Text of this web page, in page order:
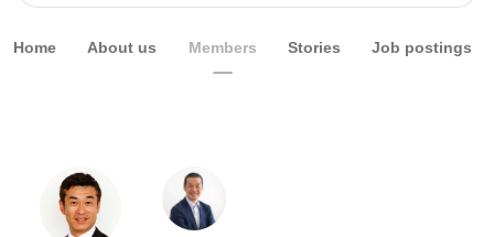
Home About us Members Stories Job postings